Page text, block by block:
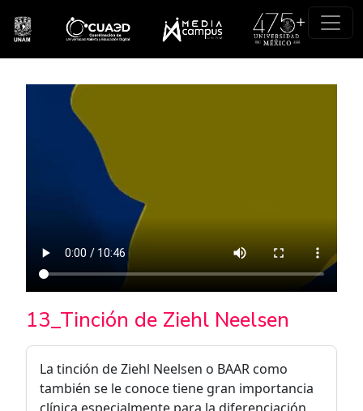
13_Tinción de Ziehl Neelsen
La tinción de Ziehl Neelsen o BAAR como
también se le conoce tiene gran importancia